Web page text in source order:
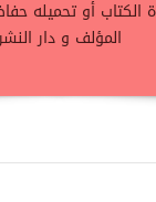
الكتاب أو تحميله
المؤلف و دار